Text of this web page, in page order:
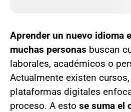
Aprender un nuevo idioma
muchas personas buscan
laborales, académicos o
Actualmente existen
plataformas digitales
proceso. A esto se suma el